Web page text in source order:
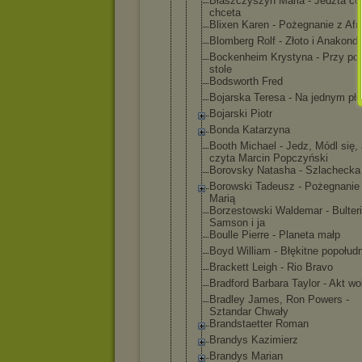
chceta
Blixen Karen - Pożegnanie z
Blomberg Rolf - Złoto i Anakondy
Bockenheim Krystyna - Przy
stole
Bodsworth Fred
Bojarska Teresa - Na jednym
Bojarski Piotr
Bonda Katarzyna
Booth Michael - Jedz, Módl się,
czyta Marcin Popczyński
Borovsky Natasha -
Borowski Tadeusz - Pożegnanie
Marią
Borzestowski Waldemar -
Samson i ja
Boulle Pierre - Planeta małp
Boyd William - Błękitne
Brackett Leigh - Rio Bravo
Bradford Barbara Taylor - Akt
Bradley James, Ron Powers -
Sztandar Chwały
Brandstaetter Roman
Brandys Kazimierz
Brandys Marian